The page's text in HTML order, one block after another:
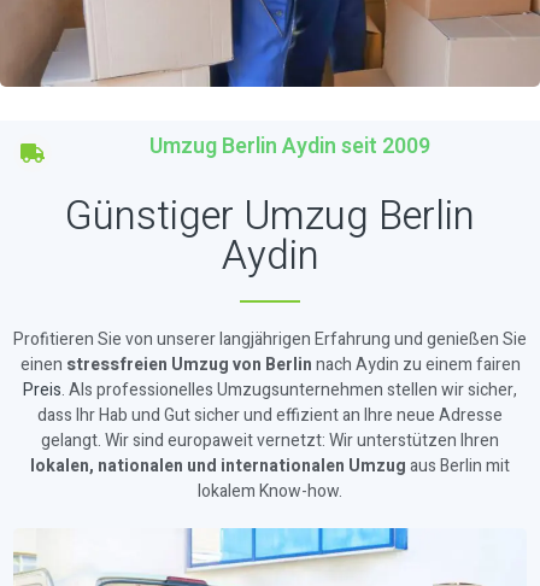
Umzug Berlin Aydin seit 2009
Günstiger Umzug Berlin
Aydin
Profitieren Sie von unserer langjährigen Erfahrung und genießen Sie
einen stressfreien Umzug von Berlinnach Aydin zu einem fairen
Preis. Als professionelles Umzugsunternehmen stellen wir sicher,
dass Ihr Hab und Gut sicher und effizient an Ihre neue Adresse
gelangt. Wir sind europaweit vernetzt: Wir unterstützen Ihren
lokalen, nationalen und internationalen Umzugaus Berlin mit
lokalem Know-how.